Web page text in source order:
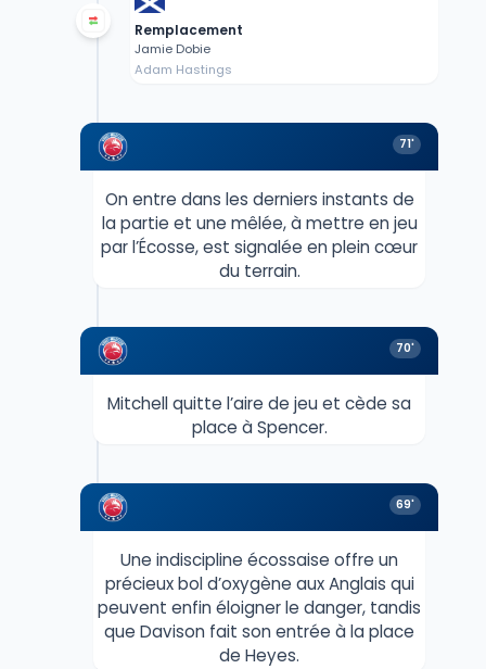
Remplacement
Jamie Dobie
Adam Hastings
71'
On entre dans les derniers instants de
la partie et une mêlée, à mettre en jeu
par l’Écosse, est signalée en plein cœur
du terrain.
70'
Mitchell quitte l’aire de jeu et cède sa
place à Spencer.
69'
Une indiscipline écossaise offre un
précieux bol d’oxygène aux Anglais qui
peuvent enfin éloigner le danger, tandis
que Davison fait son entrée à la place
de Heyes.